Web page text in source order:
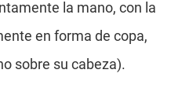
la mano, con la
en forma de copa,
sobre su cabeza).